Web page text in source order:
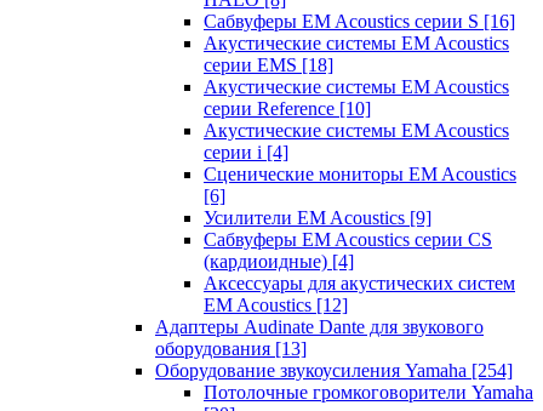
Сабвуферы EM Acoustics серии S [16]
Акустические системы EM Acoustics
серии EMS [18]
Акустические системы EM Acoustics
серии Reference [10]
Акустические системы EM Acoustics
серии i [4]
Сценические мониторы EM Acoustics
[6]
Усилители EM Acoustics [9]
Сабвуферы EM Acoustics серии CS
(кардиоидные) [4]
Аксессуары для акустических систем
EM Acoustics [12]
Адаптеры Audinate Dante для звукового
оборудования [13]
Оборудование звукоусиления Yamaha [254]
Потолочные громкоговорители Yamaha